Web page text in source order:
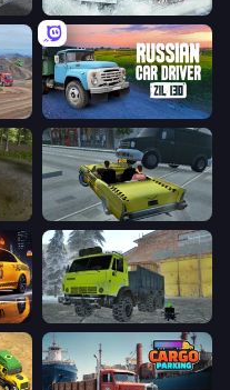
Snow Plow Truck
Russian Car Driver ZIL 130
Freak Taxi Simulator
Taiga Car Driver